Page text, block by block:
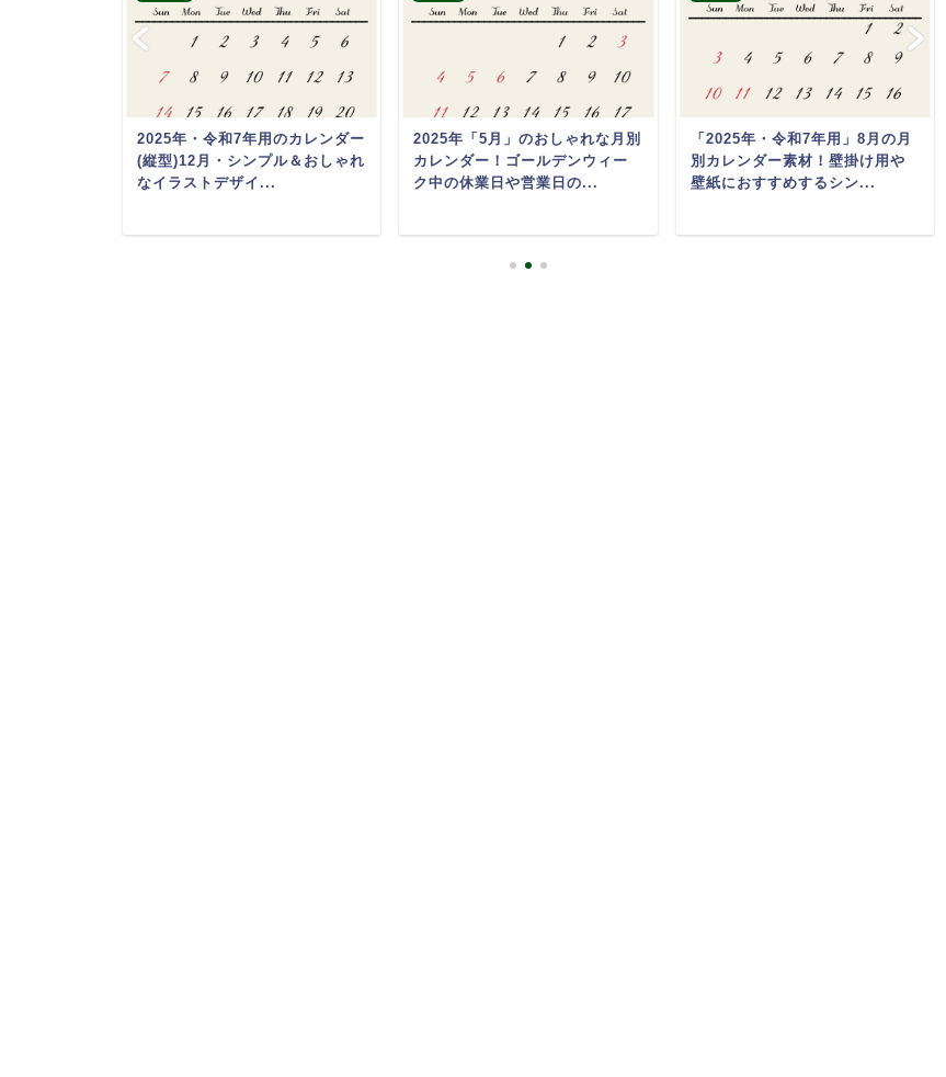
2025年・令和7年用のカレンダー
(縦型)12月・シンプル＆おしゃれ
なイラストデザイ...
2025年「5月」のおしゃれな月別
カレンダー！ゴールデンウィー
ク中の休業日や営業日の...
「2025年・令和7年用」8月の月
別カレンダー素材！壁掛け用や
壁紙におすすめするシン...